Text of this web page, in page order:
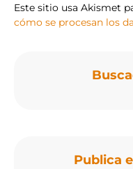
Este sitio usa Akismet
cómo se procesan los
Publica